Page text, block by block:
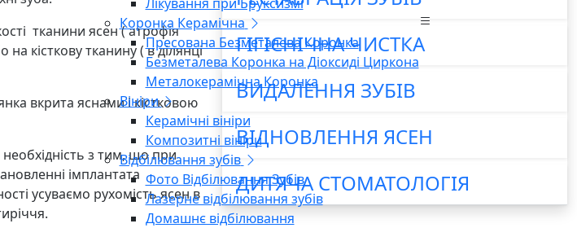
Коронка Керамічна
Пресована Безметалева Коронка
Безметалева Коронка на Діоксиді Циркона
Металокерамічна Коронка
Вініри
Керамічні вініри
Композитні вініри
Відбілювання зубів
Фото Відбілювання Зубів
Лазерне відбілювання зубів
Домашнє відбілювання
тканини ясен ( атрофія
кісткову тканину ( в ділянці
вкрита яснами і кістковою
необхідність з тим, що при
імплантата
усуваємо рухомість ясен в
ГІГІЄНІЧНА ЧИСТКА
ВИДАЛЕННЯ ЗУБІВ
ВІДНОВЛЕННЯ ЯСЕН
ДИТЯЧА СТОМАТОЛОГІЯ